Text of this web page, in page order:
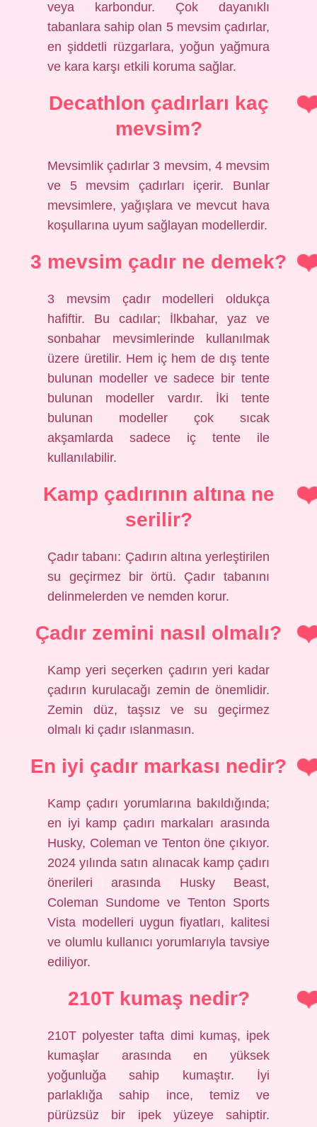
veya karbondur. Çok dayanıklı
tabanlara sahip olan 5 mevsim çadırlar,
en şiddetli rüzgarlara, yoğun yağmura
ve kara karşı etkili koruma sağlar.
Decathlon çadırları kaç
mevsim?
Mevsimlik çadırlar 3 mevsim, 4 mevsim
ve 5 mevsim çadırları içerir. Bunlar
mevsimlere, yağışlara ve mevcut hava
koşullarına uyum sağlayan modellerdir.
3 mevsim çadır ne demek?
3 mevsim çadır modelleri oldukça
hafiftir. Bu cadılar; İlkbahar, yaz ve
sonbahar mevsimlerinde kullanılmak
üzere üretilir. Hem iç hem de dış tente
bulunan modeller ve sadece bir tente
bulunan modeller vardır. İki tente
bulunan modeller çok sıcak
akşamlarda sadece iç tente ile
kullanılabilir.
Kamp çadırının altına ne
serilir?
Çadır tabanı: Çadırın altına yerleştirilen
su geçirmez bir örtü. Çadır tabanını
delinmelerden ve nemden korur.
Çadır zemini nasıl olmalı?
Kamp yeri seçerken çadırın yeri kadar
çadırın kurulacağı zemin de önemlidir.
Zemin düz, taşsız ve su geçirmez
olmalı ki çadır ıslanmasın.
En iyi çadır markası nedir?
Kamp çadırı yorumlarına bakıldığında;
en iyi kamp çadırı markaları arasında
Husky, Coleman ve Tenton öne çıkıyor.
2024 yılında satın alınacak kamp çadırı
önerileri arasında Husky Beast,
Coleman Sundome ve Tenton Sports
Vista modelleri uygun fiyatları, kalitesi
ve olumlu kullanıcı yorumlarıyla tavsiye
ediliyor.
210T kumaş nedir?
210T polyester tafta dimi kumaş, ipek
kumaşlar arasında en yüksek
yoğunluğa sahip kumaştır. İyi
parlaklığa sahip ince, temiz ve
pürüzsüz bir ipek yüzeye sahiptir.